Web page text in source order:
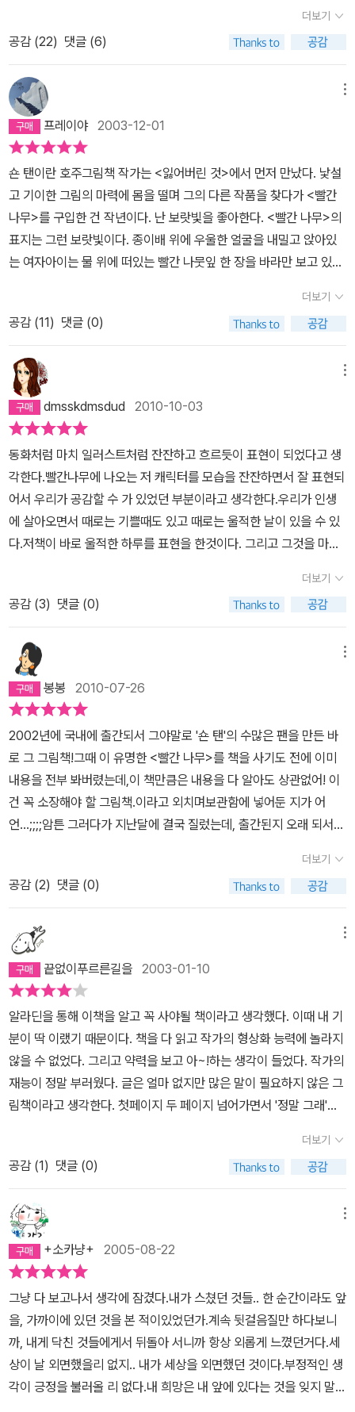
가는 곳에 한 소녀가 자신만의 언어를 쏟아내고 있습니다. 이 음울함
이 무어란 말인가 의문을 가지려는 찰라..때로는 하루가 시작되어도
아무런 희망이 보이지 않는 날이 있습니다이것이 그림책의 첫문장이
라니... 파격적이고 놀라운 말로 그림책은 시작되고 있습니다. 예, 그
런 날이 있지요... 아침에 눈을 떴을 때... 내가 눈을 떴다는 그 사실조
차도 너무나 버겁게 느껴지고 그대로 다시 잠들고 싶어지리만큼 현실
에서 도피하고 싶은 때가요. 그러나 그런 기분은 어른들만의 전유물
이라고 생각했었는데... 아이들도 이런 기분을 느끼며 살고 있었던 건
가요...점점 더 나빠져서 결국엔 모든 일은 터져버리고 자기자신에 대
한 정체성마저 의심이 가게 되는 그런 암울함...그 하루가 다 끝나가도
록 아무런 희망이 없는 거 같았지만 ..그러나 내가 찾아낸 것은...내 자
신 속에 피어나고 있는 빨간 나무...라는 내용인데 아마도 아이들은 이
책을 이해하기가 난해할지도 모릅니다. 왜 이런 그림이 그려졌는지
왜 이런 식으로 이야기가 전개되는지... 하지만 어느날엔가...굉장히
로를 줄 수 있을까요? 그 눈부심 앞에서 비로소 빙그레 웃음 짓는 소
녀와도 같이 말이죠. 하지만 분명 재미없다고 하지는 않을 것입니다.
그건 이렇게 절망적인 기분이며 이런 날이 누구나에게 있는 그런 공
감을 불러일으킬테니까요. 지독한 하루을 돌고 돌아 결국에 빨간 나
무를 찾은 것은 자신의 방안이라는 다소 뻔히 보이는 결말이기는 했
지만 오히려 그래서 더 휴우~ 하는 안도의 한숨이 나올 수 있었습니
다. 어린이책에 남발(?)하는 우연적인 만남 내지는 어떤 절대자의 도
움 혹은 불밝히고 음식을 데워놓고 기다리는 부모님의 사랑...이런 것
이 아니라 희망이라는 것은 전적으로 나 자신 안에 있다는 것을 강조
하니 우리나라 나이로 31살이로군요. 이렇게 젊은 작가가 이 책을 통
해 나타내고 싶었던 것은 어린아이라고 해서 늘 행복하기만 하고 늘
단순하기만 하고 늘 희망적일 수만은 없다는 것. 그것 아니었을까
요? 어린 아이들에게도 깜깜해보이기만 하는 그런 날이 있다는 것을
말하고 싶었는지도 모르지요. 숀탠의 작품으로 우리나라에 먼저 소개
된 것은 북하우스의 공포 이야기 애프터 다크 시리즈(After Dark Se
ries)인데 공포소설이라니...오싹해지더군요. 으흐흐흐~~역쉬..그런
생각도 들었구요.이 책의 그림 또한 음울하고 초현실적이면서도 상징
적인 표현으로 가득차 있습니다. 신문꼴라쥬, 액자기법에다가 줌 아
웃(Zoom out)기법까지 마치 이야기 속의 소녀, 그 내면 깊숙히 들
어기는 것을 원치 않는 듯하네요. 불 켜진 무대 위에 덩그러니 구경꾼
처럼 놓여있는 것은 나야, 결코 네가 아니야! 라고 외치는 듯.이 책은
게 읽어주었을 때 재미있다는 대답을 하기는 했지만 그 녀석이 앞으
로 삶을 살아가면서 더 많이 슬퍼지고 더 많이 힘들어지고 더 많이 절
망하게 되었을 때... 그때 비로소 이 책을 아끼게 되지 않을까 생각이
되어요.
더보기
공감 (22) 댓글 (6)
프레이야2003-12-01
숀 탠이란 호주그림책 작가는 <잃어버린 것>에서 먼저 만났다. 낯설
고 기이한 그림의 마력에 몸을 떨며 그의 다른 작품을 찾다가 <빨간
나무>를 구입한 건 작년이다. 난 보랏빛을 좋아한다. <빨간 나무>의
표지는 그런 보랏빛이다. 종이배 위에 우울한 얼굴을 내밀고 앉아있
는 여자아이는 물 위에 떠있는 빨간 나뭇잎 한 장을 바라만 보고 있다.
뭇잎은 처음부터 아이의 방에, 침대 머리맡 액자 속에 들어있다. 아직
은 그걸 발견하지 못할 뿐이다. 아이는 실컷 앓고 나서 그걸 찾는 눈을
뜨는 걸까! 빨간 나무는 언제나 내 안에 있었다, 라고 작가는 그림의
복선을 깔고 있다.이 그림책을 여섯 살 작은 아이랑 함께 보고 읽었다.
아이와 내가 다른 세대의 눈으로 보는 이 한 권의 그림책은 나이를 초
월한, 인간의 마음 가장 밑바닥에 깔려있는 어쩔 수 없는 열병과 그것
을 치유할 수 있는 힘을 증명해주었다. 다 보고 난 뒤, '빨간 나무는 뭘
까?' 나의 이런 물음에, 아이의 고 조그만 입에서 희망이란 말이 서스
름없이 튀어나오는 걸 보고 목소리가 떨릴 정도로 기뻤다. 어른의 잣
대는 녹슬고 우그러져있는 지도 모르겠다. 투명하고 반듯한 아이의
눈은 어둠과 몰이해와 절망과 그 모든 낙담 속에서도 언제나처럼 빨
간 빛을 발하고 있는 나뭇잎 한 장을 어렵지않게 발견하는 것 같다. 도
시의 우울한 시멘트빛, 귀머거리 기계 같은 세상, 불운은 한꺼번에 터
지고, 후회라는 자물쇠로 나를 걸어잠그고 그냥 지나쳐가는 아름다운
딘지도 모르는 채, 희망의 조각 하나 줍지 못하고 하루가 끝나가는
날... 그때 문득 바로 앞에서 자신을 기다리고 있는 것, 바로바로 빨간
나무. 마지막 장면에서 '밝고 빛나는 모습으로, 내가 바라던 바로 그
모습으로' 크게 자라있는 빨간 나무는 만지면 빨간색이 손에 그대로
묻어날 것처럼 광채가 난다. 시종 일관 펼쳐진 채도가 낮은 글과 그림
들 속에 있어 그 빛이 더욱 눈부신다. 이 그림책은 나의 고정관념 중의
하나를 뒤집어준 책이다. 그림책이라면 떠올리는 그림과 색채, 내용
과 주제까지, 대담하고 깊은 내면의 그림들이랄 수 있다. 스쳐지나가
는 무의식의 단상들, 존재함이란 이유만으로 가지는 내면의 모호한
이기도 하고, 크고 작은 액자그림에, 글은 아주 적다. 글자의 크기나
배열도 그림의 힘을 더 살려준다. 그림책의 주제로 맞을까?, 하는 우
려는 하지 않아도 될 것 같다. 난 어른이고 아이고 밝게만 보이는 사람
을 믿지않는다. 사유의 깊이도 내면의 솔직함도 없어보이기 때문이
다. 물론 밝게 살려고 노력하고 남에게 웃는 얼굴로 대하는 건 미덕 중
에서도 미덕이지만, 자신을 속이기까지 하는 밝음보다는, 차라리 고
민하고 앓고 내 보이고 치유받는 것이 솔직한 모습이라 생각된다. 아
이들도 우울하고 절망하고 소외감을 느낀다. 그런 아이들에게 희망이
란 빨간 나무는 늘 그랬던 것처럼 바로 너 앞에서 조용히 기다리고 있
다는 걸 알게하고 진정으로 기쁘게 해 주고 싶다. 그리고 그 빨간 나무
를 광채가 나게 크게 키워 주위의 모든 이들에게 '밝고 빛나는 모습으
로' 빛을 발하며 우뚝 서게 하는 건 자신의 몫이란 걸 느끼면 좋겠다.
고 좁은 마음으로 웅크리고 있는 어른에게 더 권하고 싶다. 절망이란
좋다. 0세에서 100세까지 볼 수 있는 책이기 때문이다. 아이와 함께
보며 웃고 울고 종알대다 문득 탁 치고 들어오는 무언가를 감지하는
순간의 희열 때문이다.
더보기
공감 (11) 댓글 (0)
dmsskdmsdud 2010-10-03
동화처럼 마치 일러스트처럼 잔잔하고 흐르듯이 표현이 되었다고 생
각한다.빨간나무에 나오는 저 캐릭터를 모습을 잔잔하면서 잘 표현되
어서 우리가 공감할 수 가 있었던 부분이라고 생각한다.우리가 인생
에 살아오면서 때로는 기쁠때도 있고 때로는 울적한 날이 있을 수 있
다.저책이 바로 울적한 하루를 표현을 한것이다. 그리고 그것을 마지
들이 아닌가 라는 생각이 든다.그리고 빨간나무 책에서는 이런 구절
이 있다. 아무도 나를 이해 하지 않습니다.개인적으로나는 이 구절에
마음에 와 닿았습니다. 어쩌면 누군가가 나를 이해 해 주길바라는 마
음이 너무 간절한 구절이 아니였는가 라는 생각이 든다. 그리고 누군
가나를 알아 봐 주길 을 바라는 마음이 너무나도 안타까웠다. 일러스
트에서는 캐릭터가 병에 같혀 있는모습을 이미지화 되어있는데...병
에서 마치 그캐릭터는 소심하고 아무도 모르는 주위에표출이 되지 않
고, 자기억제가 되는 듯한 모습이 담겨져 있는거 같아서,, 많은 쓸쓸함
이 주었던 구절과 일러스트가 아니였던가 라는 생각이 든다.또 끔찍
한 운명은 피할 수 없습니다. 라는 부분에서는 일러스트가 길이 있고
또장벽들과 캐릭터는 주사위를 들고 있는 이미지화 된 모습이 있습니
다.사람은 살아오면서삶의길이 있다고 생각한다. 나에게 주어진 길
그리고 우리의 선택으로 인하여 그길을 창조 한다고 생각한다. 하지
만 우리는 순간 선택을 잘 못하여 길이 장벽이 생기고,끔찍한 일이 일
모르는 시기가 올 것이다.라는 의문이 남긴다.그리고 이책에서 마지
막에는 처음 시작이 되었던 방안에 그공간에서 마지막에 빨간나무가
피어져 있다. 이러한 시련 속 에서는 우리는 희망을 스쳐 지나가도 그
것을 못보고지나칠 수 가 있다. 하지만 이 빨간나무 책에서는 내가 그
토록 바랬던 모습이 작은희망이점점 자라 크게 성장하는 모습이 있어
서 이책을 보고 읽고 있음으로써 나는 이책을 추천한다. 그리고 보이
지 않아도 어딘가에 희망은 있을 거 라는 메세지 가 잘 나타내어있다.
그것은 우리 현재 삶속에서 가장 중요한 부분이 아닐까 라는 생각이
지만 단순히 그림책으로 불과하다. 예술적이고 매혹적인 그림으로 잘
표현되 있고, 이야기는 울적하지만결국 희망은 우리에게 언제나 존재
한다는 것을 일깨워 주는 그림책이다.그래서 이책은 많은 이들이 읽
고 울적한 기분이 아닌 희망 이라는 메세지를빨간나무 처럼 키우길을
바라는 마음이다.
더보기
공감 (3) 댓글 (0)
봉봉 2010-07-26
2002년에 국내에 출간되서 그야말로 '숀 탠'의 수많은 팬을 만든 바
로 그 그림책!그때 이 유명한 <빨간 나무>를 책을 사기도 전에 이미
내용을 전부 봐버렸는데,이 책만큼은 내용을 다 알아도 상관없어! 이
건 꼭 소장해야 할 그림책.이라고 외치며보관함에 넣어둔 지가 어
언...;;;;암튼 그러다가 지난달에 결국 질렀는데, 출간된지 오래 되서
것!ㅋㅋ >_<나를 꽂히게 했던 바로 그 첫장면!이거 인터넷에도마니
돌아다니던 장면이라 책은 몰라도 이 그림 본 사람들은 꽤 많을 걸~^
^'때로는 하루가 시작되어도 아무런 희망이 보이지 않는 날이 있습니
다.'황량한 풍경 속 고개 숙인 소녀는, 지금 삶이 무거운모든 사람들의
모습. '아무도 날 이해하지 않습니다.'어쩜 이리 가슴속에 팍 꽂히는
그림들이 줄줄 이어지는지.....ㅜㅜ색감도 정말 맘에 든다. '아름다운
것들은 그냥 날 지나쳐가고'그림책이니만큼 글이 별로 없지만,하나하
나 정곡을 찌르는 말들. 어둡고 우울한 그림과 글들이 이어지지만, 그
러나 '숀 탠'은 마지막에 희망을 이야기한다.(결말은 직접 보시길...^^)
그리고 굳이 그 결말이 아니더라도 마음이 답답할 때 가만히 들여다
보고 있으면 많은 위로가 되어 주는 책.그림 속 소녀는 속삭인다.너만
그런 게 아냐.다 괜찮아질 거야.
더보기
공감 (2) 댓글 (0)
끝없이푸르른길을 2003-01-10
알라딘을 통해 이책을 알고 꼭 사야될 책이라고 생각했다. 이때 내 기
분이 딱 이랬기 때문이다. 책을 다 읽고 작가의 형상화 능력에 놀라지
않을 수 없었다. 그리고 약력을 보고 아~!하는 생각이 들었다. 작가의
재능이 정말 부러웠다. 글은 얼마 없지만 많은 말이 필요하지 않은 그
림책이라고 생각한다. 첫페이지 두 페이지 넘어가면서 '정말 그래'라
래도 답답할 때마다 읽고 책을 덮으며 안도할 수 있게 하는 마음의 위
안이 되는 책이다. 한가지 아쉬운 점은 이건 누가봐도 독자층이 어린
이가 아닌데 양장본으로 어린이책처럼 크게 나온 것이다. 아마도 우
리나라 그림책 출판 환경이 어린이책 중심이기 때문에 그렇겠지만...
아무튼 주위사람들에게 힘들때 읽어보라고 권해주고 선물해주고 싶
은 책이다.
더보기
공감 (1) 댓글 (0)
+소카냥+ 2005-08-22
그냥 다 보고나서 생각에 잠겼다.내가 스쳤던 것들.. 한 순간이라도 앞
을, 가까이에 있던 것을 본 적이있었던가.계속 뒷걸음질만 하다보니
까, 내게 닥친 것들에게서 뒤돌아 서니까 항상 외롭게 느꼈던거다.세
상이 날 외면했을리 없지.. 내가 세상을 외면했던 것이다.부정적인 생
각이 긍정을 불러올 리 없다.내 희망은 내 앞에 있다는 것을 잊지 말아